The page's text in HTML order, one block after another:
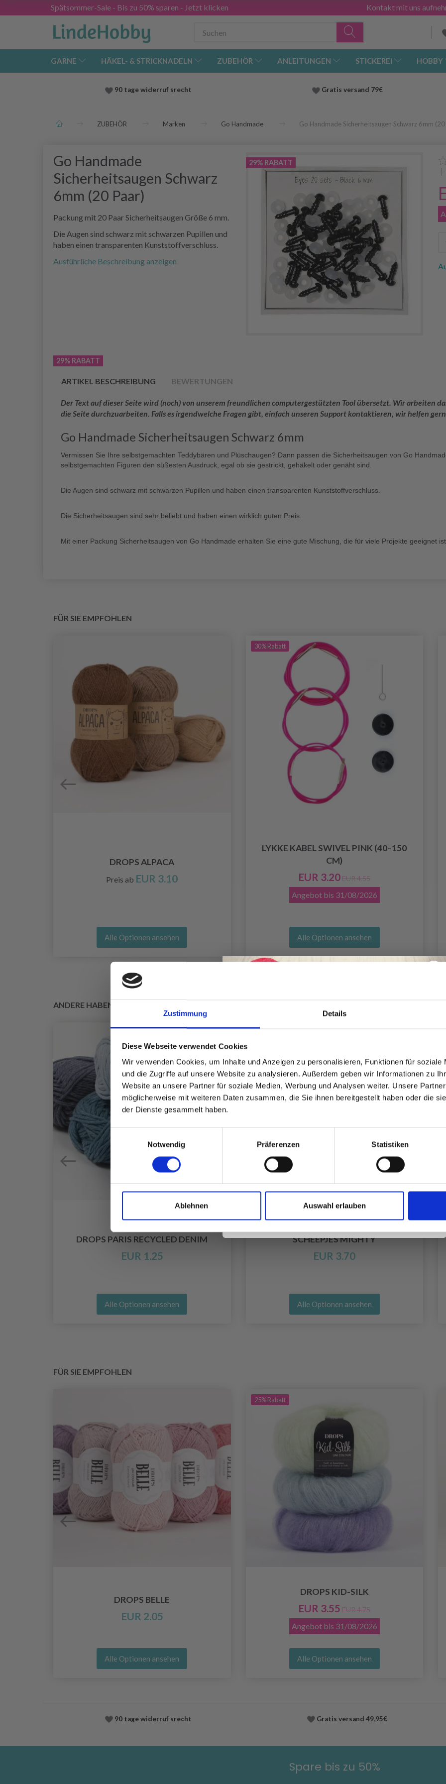
Zustimmung Details
Diese Webseite verwendet Cookies
Wir verwenden Cookies, um Inhalte und Anzeigen zu personalisieren, Funktionen für soziale
und die Zugriffe auf unsere Website zu analysieren. Außerdem geben wir Informationen zu
Website an unsere Partner für soziale Medien, Werbung und Analysen weiter. Unsere
möglicherweise mit weiteren Daten zusammen, die Sie ihnen bereitgestellt haben oder die
der Dienste gesammelt haben.
Notwendig
Präferenzen Statistiken
Ablehnen Auswahl erlauben
Spätsommer-Sale - Bis zu 50% sparen - Jetzt klicken Kontakt mit uns
GARNE HÄKEL- & STRICKNADELN ZUBEHÖR ANLEITUNGEN STICKEREI HOBBY
90 tage widerruf srecht Gratis versand 79€
ZUBEHÖR Marken Go Handmade Go Handmade Sicherheitsaugen Schwarz 6mm (20
Go Handmade
Sicherheitsaugen Schwarz
6mm (20 Paar)
Packung mit 20 Paar Sicherheitsaugen Größe 6 mm.
Die Augen sind schwarz mit schwarzen Pupillen und
haben einen transparenten Kunststoffverschluss.
Ausführliche Beschreibung anzeigen
29% RABATT
29% RABATT
ARTIKEL BESCHREIBUNG BEWERTUNGEN
Der Text auf dieser Seite wird (noch) von unserem freundlichen computergestützten Tool übersetzt. Wir arbeiten
die Seite durchzuarbeiten. Falls es irgendwelche Fragen gibt, einfach unseren Support kontaktieren, wir helfen
Go Handmade Sicherheitsaugen Schwarz 6mm
Vermissen Sie Ihre selbstgemachten Teddybären und Plüschaugen? Dann passen die Sicherheitsaugen von Go
selbstgemachten Figuren den süßesten Ausdruck, egal ob sie gestrickt, gehäkelt oder genäht sind.
Die Augen sind schwarz mit schwarzen Pupillen und haben einen transparenten Kunststoffverschluss.
Die Sicherheitsaugen sind sehr beliebt und haben einen wirklich guten Preis.
Mit einer Packung Sicherheitsaugen von Go Handmade erhalten Sie eine gute Mischung, die für viele Projekte geeignet
FÜR SIE EMPFOHLEN
DROPS ALPACA
Preis ab EUR 3.10
Alle Optionen ansehen
30%Rabatt
LYKKE KABEL SWIVEL PINK (40–150
CM)
EUR 3.20 EUR 4.55
Angebot bis 31/08/2026
Alle Optionen ansehen
ANDERE HABEN SICH AUCH ANGESEHEN
DROPS PARIS RECYCLED DENIM
EUR 1.25
Alle Optionen ansehen
SCHEEPJES MIGHTY
EUR 3.70
Alle Optionen ansehen
FÜR SIE EMPFOHLEN
DROPS BELLE
EUR 2.05
Alle Optionen ansehen
25%Rabatt
DROPS KID-SILK
EUR 3.55 EUR 4.75
Angebot bis 31/08/2026
Alle Optionen ansehen
90 tage widerruf srecht Gratis versand 49,95€
Spare bis zu 50%
Werde ein Teil unserer Garn-Community
und erhalte exklusiven Zugang zu
inspirierenden Strickmustern und
Nein, danke